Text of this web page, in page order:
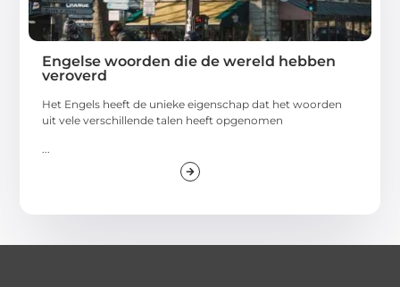
Engelse woorden die de wereld hebben
veroverd
Het Engels heeft de unieke eigenschap dat het woorden
uit vele verschillende talen heeft opgenomen
...